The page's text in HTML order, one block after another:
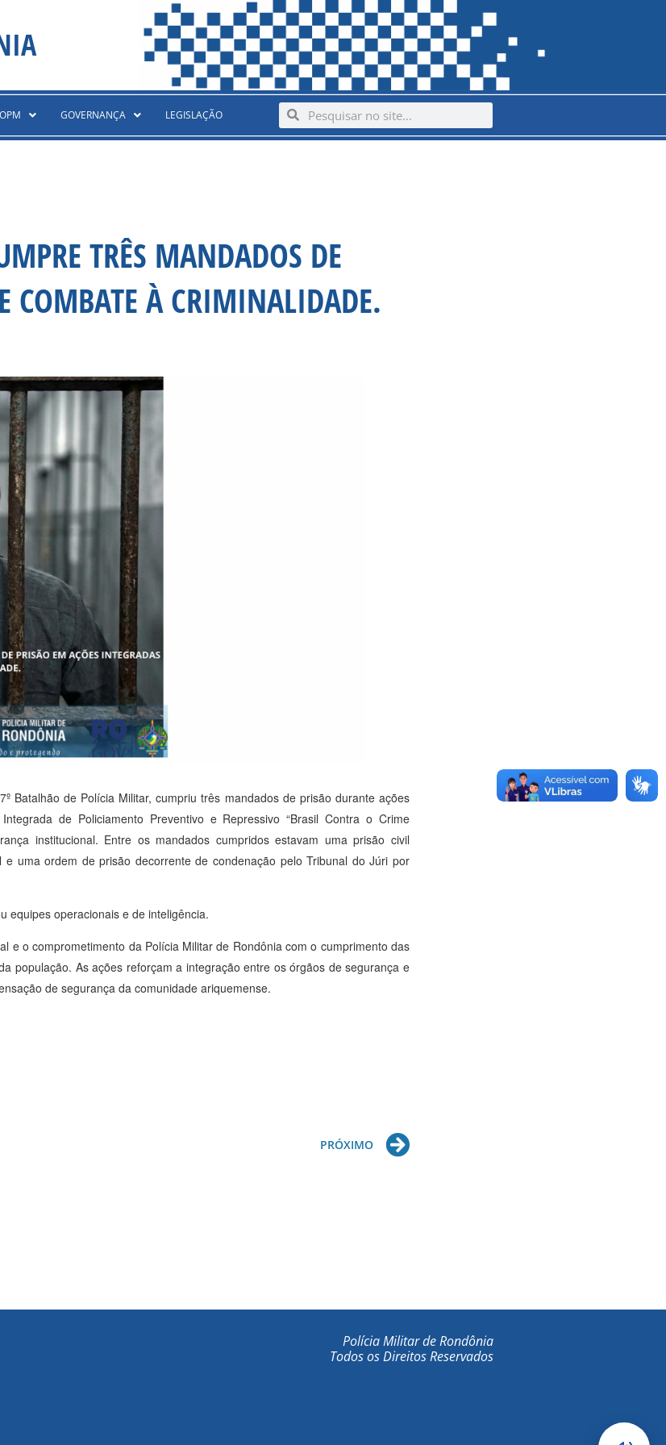
OPM GOVERNANÇA LEGISLAÇÃO SearchSearch
TRÊS MANDADOS DE
COMBATE À CRIMINALIDADE.
Batalhão de Polícia Militar, cumpriu três mandados de prisão durante ações
de Policiamento Preventivo e Repressivo “Brasil Contra o Crime
institucional. Entre os mandados cumpridos estavam uma prisão civil
uma ordem de prisão decorrente de condenação pelo Tribunal do Júri por
equipes operacionais e de inteligência.
e o comprometimento da Polícia Militar de Rondônia com o cumprimento das
população. As ações reforçam a integração entre os órgãos de segurança e
de segurança da comunidade ariquemense.
PRÓXIMO Next
Polícia Militar de Rondônia
Todos os Direitos Reservados